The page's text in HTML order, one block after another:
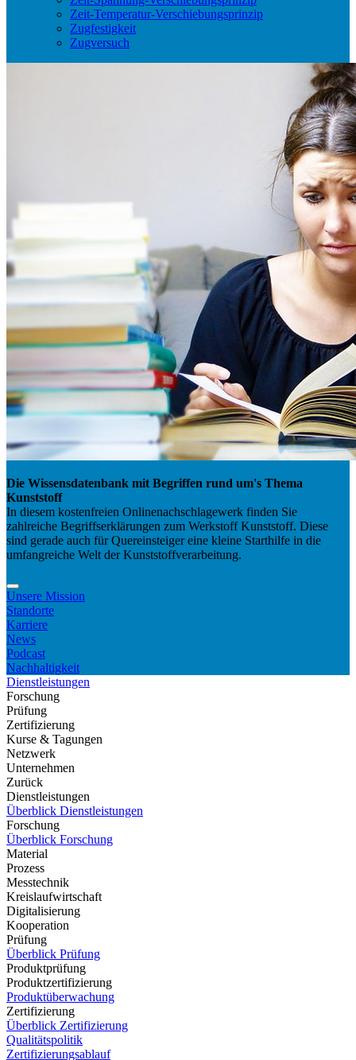
Zeit-Temperatur-Verschiebungsprinzip
Zugfestigkeit
Zugversuch
Die Wissensdatenbank mit Begriffen rund um's Thema
Kunststoff
In diesem kostenfreien Onlinenachschlagewerk finden Sie
zahlreiche Begriffserklärungen zum Werkstoff Kunststoff. Diese
sind gerade auch für Quereinsteiger eine kleine Starthilfe in die
umfangreiche Welt der Kunststoffverarbeitung.
Unsere Mission
Standorte
Karriere
News
Podcast
Nachhaltigkeit
Dienstleistungen
Forschung
Prüfung
Zertifizierung
Kurse & Tagungen
Netzwerk
Unternehmen
Zurück
Dienstleistungen
Überblick Dienstleistungen
Forschung
Überblick Forschung
Material
Prozess
Messtechnik
Kreislaufwirtschaft
Digitalisierung
Kooperation
Prüfung
Überblick Prüfung
Produktprüfung
Produktzertifizierung
Produktüberwachung
Zertifizierung
Überblick Zertifizierung
Qualitätspolitik
Zertifizierungsablauf